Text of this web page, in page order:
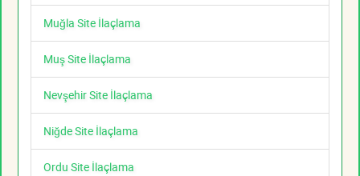
Muğla Site İlaçlama
Muş Site İlaçlama
Nevşehir Site İlaçlama
Niğde Site İlaçlama
Ordu Site İlaçlama